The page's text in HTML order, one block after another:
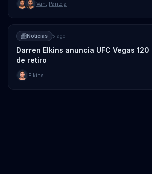
Van Pantoja
Noticias 5 ago
Darren Elkins anuncia UFC Vegas
de retiro
Elkins